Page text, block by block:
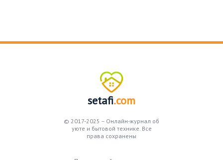
setafi.com
© 2017-2025 – Онлайн-журнал об
уюте и бытовой технике. Все
права сохранены